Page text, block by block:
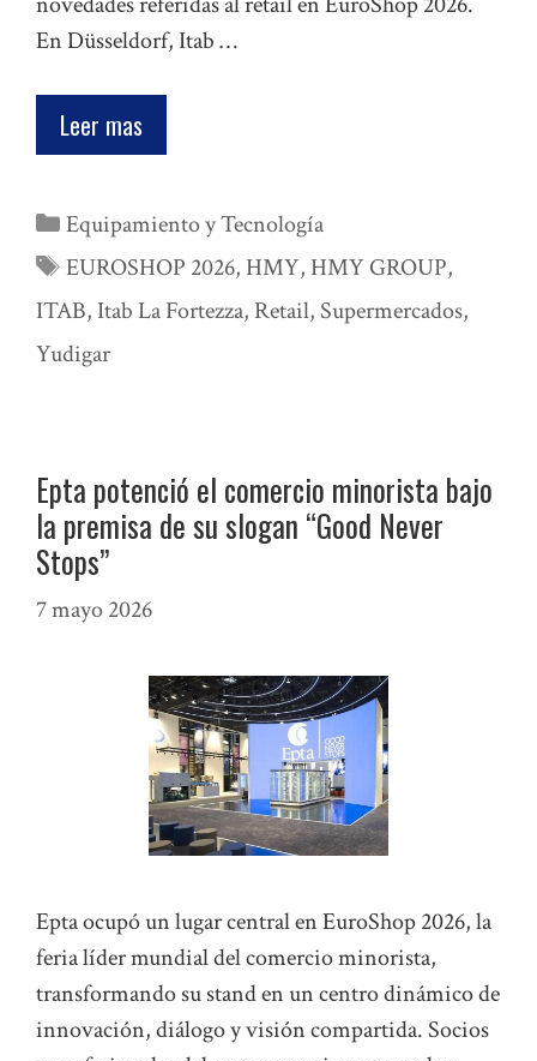
En Düsseldorf, Itab …
Leer mas
Categorías
Equipamiento y Tecnología
Etiquetas
EUROSHOP 2026, HMY, HMY GROUP,
ITAB, Itab La Fortezza, Retail, Supermercados,
Yudigar
Epta potenció el comercio minorista bajo
la premisa de su slogan “Good Never
Stops”
7 mayo 2026
Epta ocupó un lugar central en EuroShop 2026, la
feria líder mundial del comercio minorista,
transformando su stand en un centro dinámico de
innovación, diálogo y visión compartida. Socios